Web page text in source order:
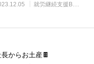
就労継続支援B型・ニコサービス
長からお土産🍫